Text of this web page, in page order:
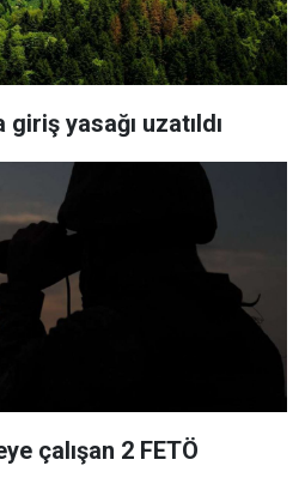
yasağı uzatıldı
çalışan 2 FETÖ